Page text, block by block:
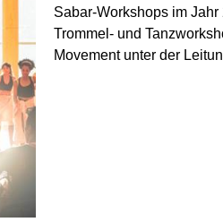
Sabar-Workshops im
Trommel- und
Movement unter der